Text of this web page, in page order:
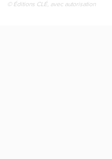
© Éditions CLÉ, avec autorisation